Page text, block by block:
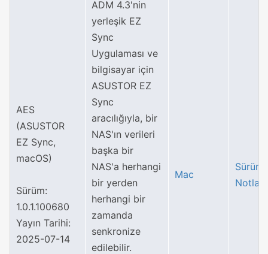
AES
(ASUSTOR
EZ Sync,
macOS)
Sürüm:
1.0.1.100680
Yayın Tarihi:
2025-07-14
ADM 4.3'nin
yerleşik EZ
Sync
Uygulaması ve
bilgisayar için
ASUSTOR EZ
Sync
aracılığıyla, bir
NAS'ın verileri
başka bir
NAS'a herhangi
bir yerden
herhangi bir
zamanda
senkronize
edilebilir.
Mac
Sürüm
Notları